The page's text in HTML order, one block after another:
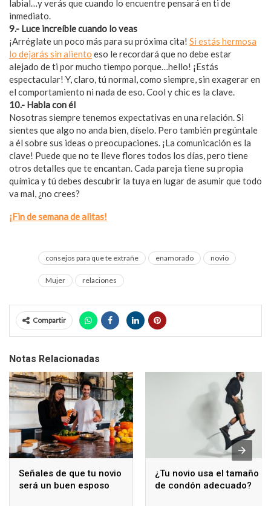
labial…y verás que cuando lo encuentre pensará en ti de
inmediato.
9.- Luce increíble cuando lo veas
¡Arréglate un poco más para su próxima cita! Si estás hermosa
lo dejarás sin aliento eso le recordará que no debe estar
alejado de ti por mucho tiempo porque…hello! ¡Estás
espectacular! Y, claro, tú normal, como siempre, sin exagerar en
el comportamiento ni nada de eso. Cool y chic es la clave.
10.- Habla con él
Nosotras siempre tenemos expectativas en una relación. Si
sientes que algo no anda bien, díselo. Pero también pregúntale
a él sobre sus ideas o preocupaciones. ¡La comunicación es la
clave! Puede que no te lleve flores todos los días, pero tiene
otros detalles que te encantan. Cada pareja tiene su propia
química y tú debes descubrir la tuya en lugar de asumir que todo
va mal, ¿no crees?
¡Fin de semana de alitas!
consejos para que te extrañe enamorado novio
Mujer relaciones
Compartir
Notas Relacionadas
Señales de que tu novio
será un buen esposo
¿Tu novio usa el tamaño
de condón adecuado?